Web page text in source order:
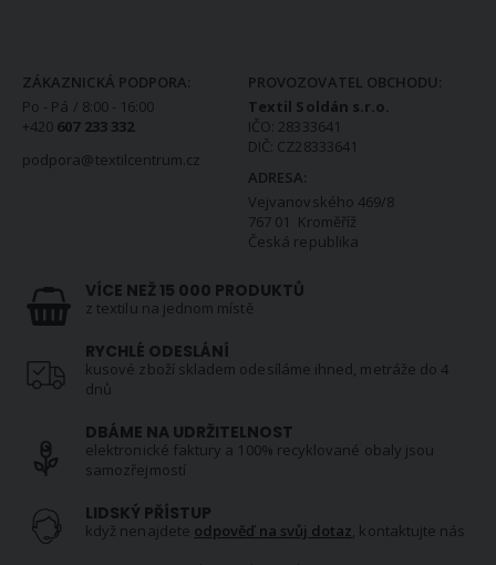
ZÁKAZNICKÁ PODPORA:
Po - Pá / 8:00 - 16:00
+420 607 233 332
podpora@textilcentrum.cz
PROVOZOVATEL OBCHODU:
Textil Soldán s.r.o.
IČO: 28333641
DIČ: CZ28333641
ADRESA:
Vejvanovského 469/8
767 01 Kroměříž
Česká republika
VÍCE NEŽ 15 000 PRODUKTŮ
z textilu na jednom místě
RYCHLÉ ODESLÁNÍ
kusové zboží skladem odesíláme ihned, metráže do 4
dnů
DBÁME NA UDRŽITELNOST
elektronické faktury a 100% recyklované obaly jsou
samozřejmostí
LIDSKÝ PŘÍSTUP
když nenajdete odpověď na svůj dotaz, kontaktujte nás